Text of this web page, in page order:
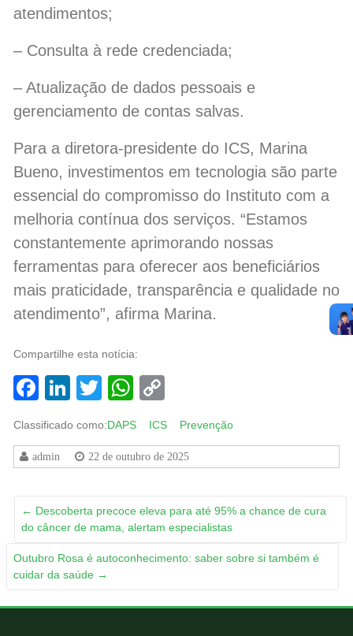
atendimentos;
– Consulta à rede credenciada;
– Atualização de dados pessoais e
gerenciamento de contas salvas.
Para a diretora-presidente do ICS, Marina
Bueno, investimentos em tecnologia são parte
essencial do compromisso do Instituto com a
melhoria contínua dos serviços. “Estamos
constantemente aprimorando nossas
ferramentas para oferecer aos beneficiários
mais praticidade, transparência e qualidade no
atendimento”, afirma Marina.
Compartilhe esta notícia:
Facebook
LinkedIn
TwitterWhatsApp
Classificado como:DAPS ICS Prevenção
admin 22 de outubro de 2025
← Descoberta precoce eleva para até 95% a chance de cura
do câncer de mama, alertam especialistas
Outubro Rosa é autoconhecimento: saber sobre si também é
cuidar da saúde →